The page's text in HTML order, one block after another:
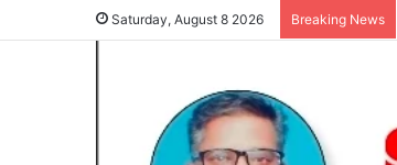
Saturday, August 8 2026 Breaking News